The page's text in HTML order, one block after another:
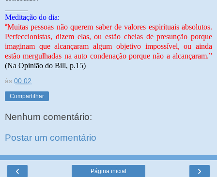
Meditação do dia:
“Muitas pessoas não querem saber de valores espirituais absolutos.
Perfeccionistas, dizem elas, ou estão cheias de presunção porque
imaginam que alcançaram algum objetivo impossível, ou ainda
estão mergulhadas na auto condenação porque não a alcançaram.”
(Na Opinião do Bill, p.15)
às 00:02
Compartilhar
Nenhum comentário:
Postar um comentário
‹ ›
Página inicial